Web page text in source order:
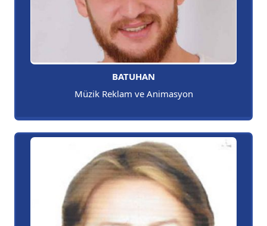
BATUHAN
Müzik Reklam ve Animasyon